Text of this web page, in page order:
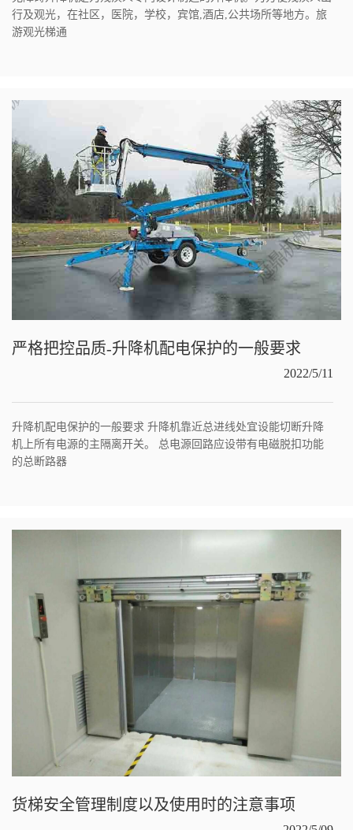
行及观光，在社区，医院，学校，宾馆,酒店,公共场所等地方。旅
游观光梯通
严格把控品质-升降机配电保护的一般要求
2022/5/11
升降机配电保护的一般要求 升降机靠近总进线处宜设能切断升降
机上所有电源的主隔离开关。 总电源回路应设带有电磁脱扣功能
的总断路器
货梯安全管理制度以及使用时的注意事项